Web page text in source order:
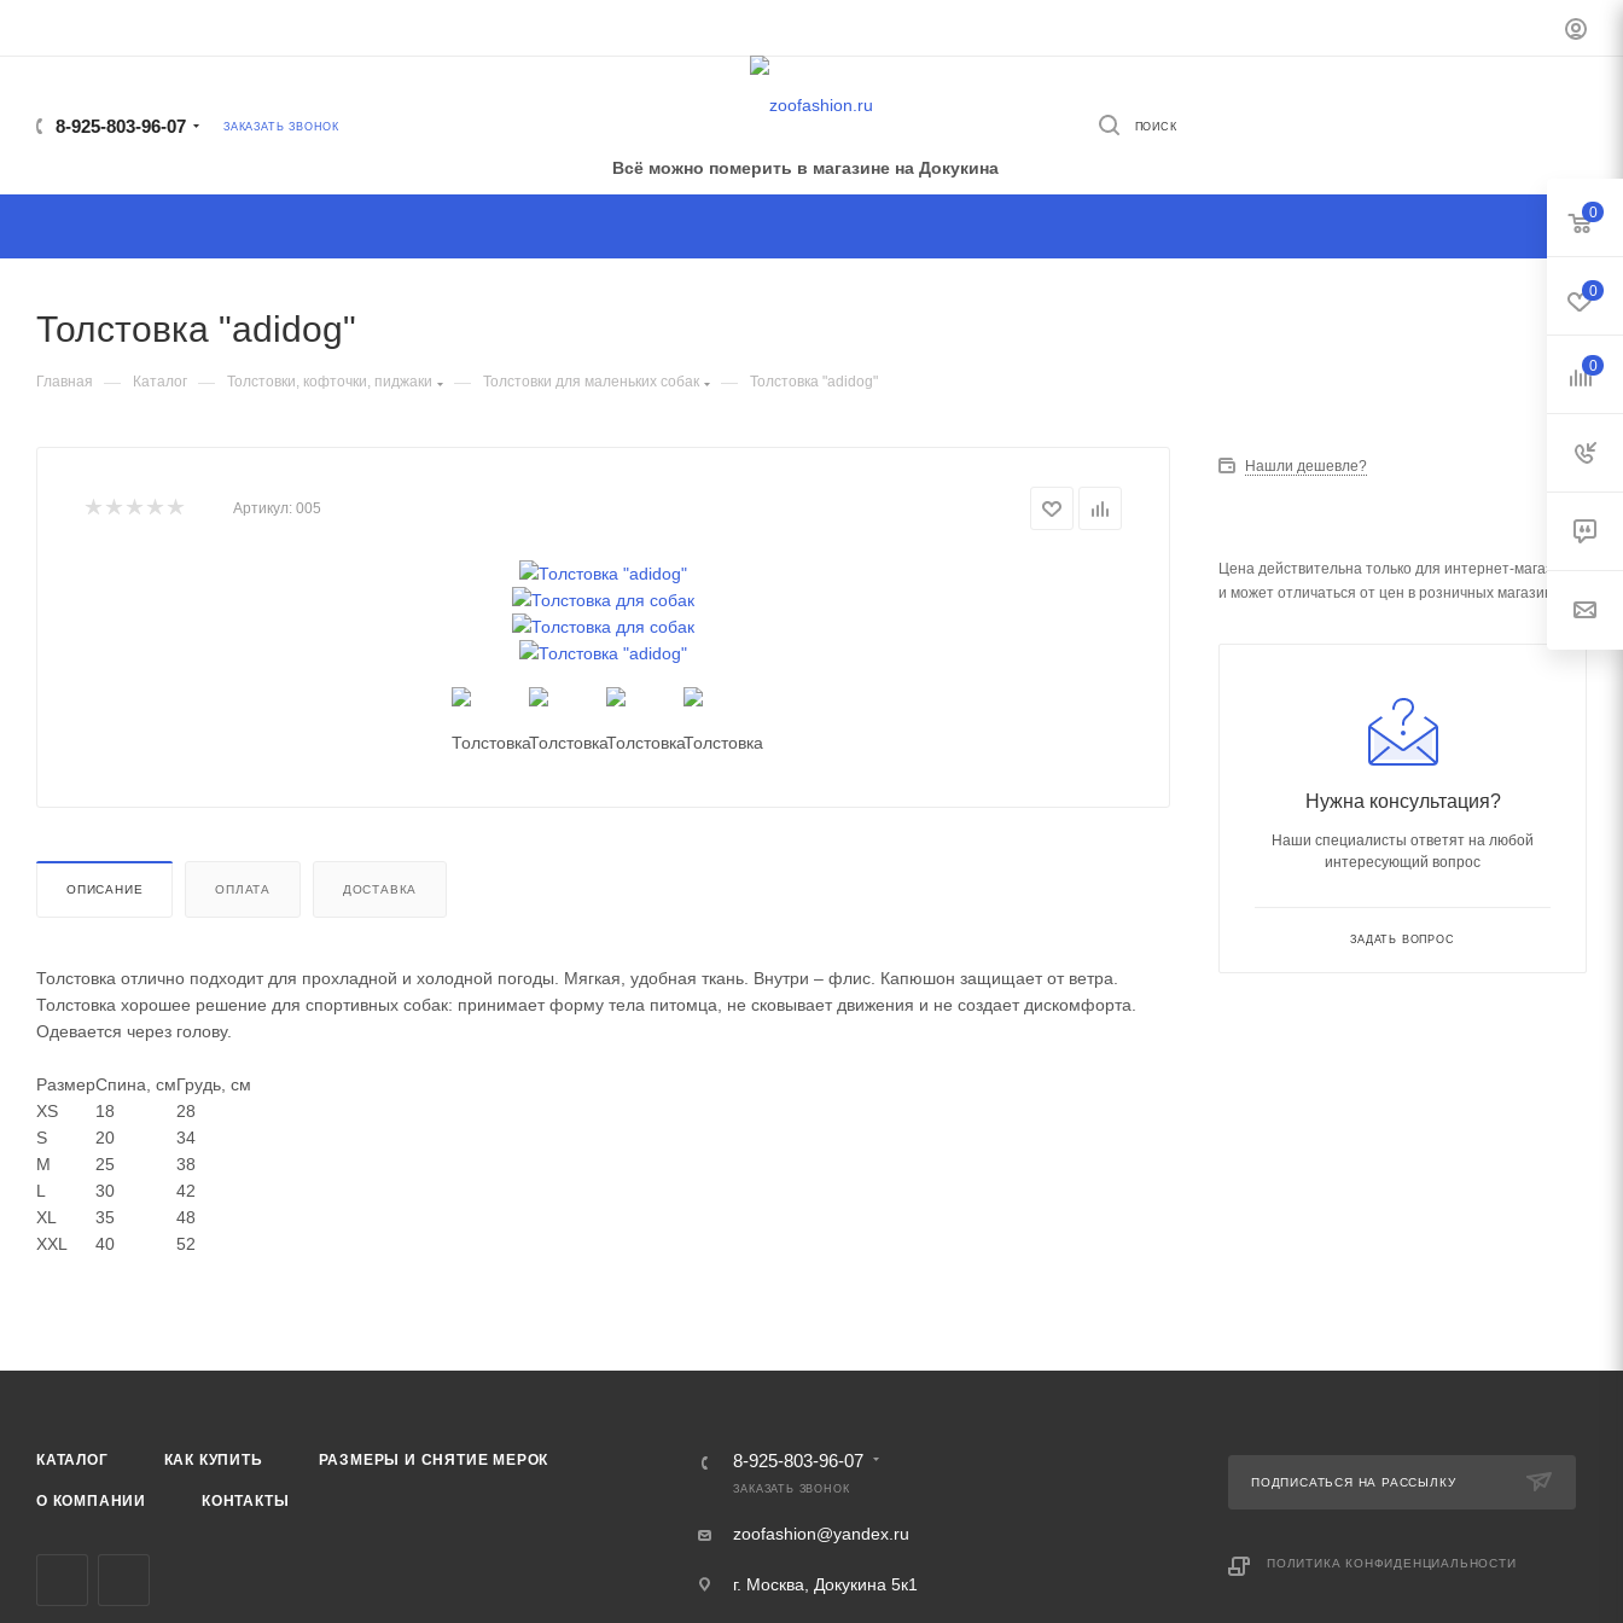
8-925-803-96-07 ЗАКАЗАТЬ ЗВОНОК
Всё можно померить в магазине на Докукина
ПОИСК
Толстовка "adidog"
Главная — Каталог — Толстовки, кофточки, пиджаки — Толстовки для маленьких собак — Толстовка "adidog"
Артикул: 005
ОПИСАНИЕ ОПЛАТА ДОСТАВКА
Толстовка отлично подходит для прохладной и холодной погоды. Мягкая, удобная ткань. Внутри – флис. Капюшон защищает от ветра.
Толстовка хорошее решение для спортивных собак: принимает форму тела питомца, не сковывает движения и не создает дискомфорта.
Одевается через голову.
РазмерСпина, смГрудь, см
XS
18
28
S
20
34
M
25
38
L
30
42
XL
35
48
XXL
40 52
Нашли дешевле?
Цена действительна только для интернет-магазина
и может отличаться от цен в розничных магазинах
Нужна консультация?
Наши специалисты ответят на любой
интересующий вопрос
ЗАДАТЬ ВОПРОС
КАТАЛОГ КАК КУПИТЬ РАЗМЕРЫ И СНЯТИЕ МЕРОК
О КОМПАНИИ КОНТАКТЫ
8-925-803-96-07
ЗАКАЗАТЬ ЗВОНОК
zoofashion@yandex.ru
г. Москва, Докукина 5к1
ПОДПИСАТЬСЯ НА РАССЫЛКУ
ПОЛИТИКА КОНФИДЕНЦИАЛЬНОСТИ
0
0
0